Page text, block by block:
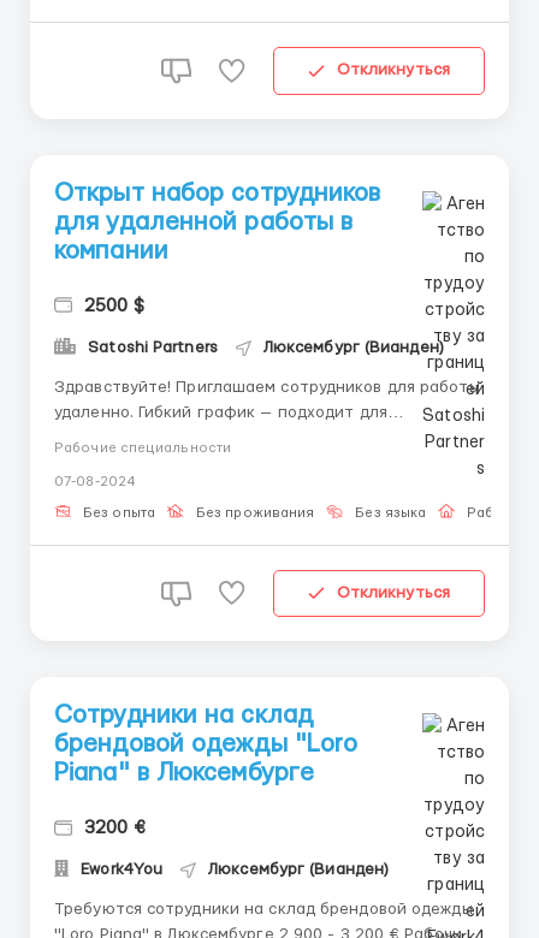
Откликнуться
Открыт набор сотрудников
для удаленной работы в
компании
2500 $
Satoshi Partners Люксембург (Вианден)
Здравствуйте! Приглашаем сотрудников для работы
удаленно. Гибкий график — подходит для
пунктуальность - желание развиваться Нет опыта?
Это не проблема! Мы предоставляем обучение с
Рабочие специальности
07-08-2024
Без опыта Без проживания Без языка Работа
Откликнуться
Сотрудники на склад
брендовой одежды "Loro
Piana" в Люксембурге
3200 €
Ework4You Люксембург (Вианден)
Требуются сотрудники на склад брендовой одежды